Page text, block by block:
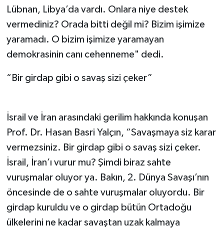
Lübnan, Libya’da vardı. Onlara niye destek
vermediniz? Orada bitti değil mi? Bizim işimize
yaramadı. O bizim işimize yaramayan
demokrasinin canı cehenneme" dedi.
“Bir girdap gibi o savaş sizi çeker”
İsrail ve İran arasındaki gerilim hakkında konuşan
Prof. Dr. Hasan Basri Yalçın, “Savaşmaya siz karar
vermezsiniz. Bir girdap gibi o savaş sizi çeker.
İsrail, İran’ı vurur mu? Şimdi biraz sahte
vuruşmalar oluyor ya. Bakın, 2. Dünya Savaşı’nın
öncesinde de o sahte vuruşmalar oluyordu. Bir
girdap kuruldu ve o girdap bütün Ortadoğu
ülkelerini ne kadar savaştan uzak kalmaya